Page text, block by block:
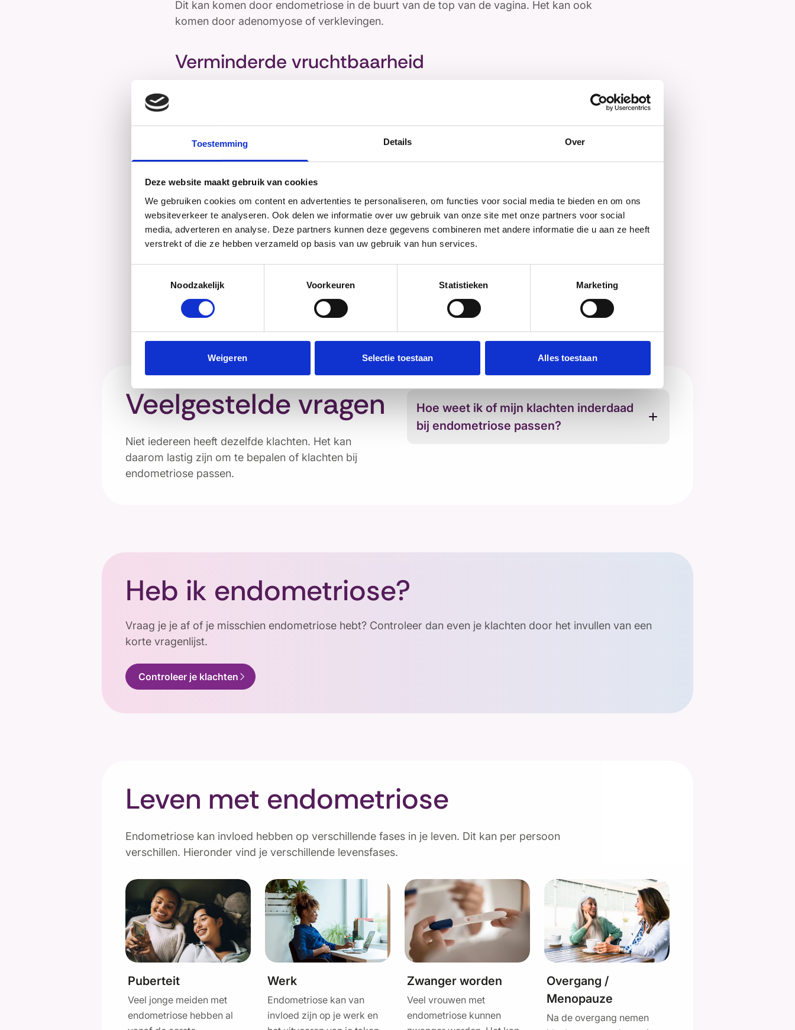
Toestemming Details Over
Deze website maakt gebruik van cookies
We gebruiken cookies om content en advertenties te personaliseren, om functies voor social media te bieden en om ons
websiteverkeer te analyseren. Ook delen we informatie over uw gebruik van onze site met onze partners voor social
media, adverteren en analyse. Deze partners kunnen deze gegevens combineren met andere informatie die u aan ze heeft
verstrekt of die ze hebben verzameld op basis van uw gebruik van hun services.
Noodzakelijk
Voorkeuren Statistieken Marketing
Weigeren Selectie toestaan Alles toestaan
Dit kan komen door endometriose in de buurt van de top van de vagina. Het kan ook
komen door adenomyose of verklevingen.
Verminderde vruchtbaarheid
wel moeilijker zijn, bijvoorbeeld als de endometriose rond de eileiders of eierstokken zit.
Controleer je klachten
Heb je klachten die passen bij endometriose? Doe de zelftest en controleerhierje
klachten.
Ervaringsverhalen
Ben je benieuwd naar de ervaringen van anderen met endometriose? Kijk dan op de
Ga naar de Endometriose Stichting
Veelgestelde vragen
Niet iedereen heeft dezelfde klachten. Het kan
daarom lastig zijn om te bepalen of klachten bij
endometriose passen.
Hoe weet ik of mijn klachten inderdaad
bij endometriose passen?
Heb ik endometriose?
Vraag je je af of je misschien endometriose hebt? Controleer dan even je klachten door het invullen van een
korte vragenlijst.
Controleer je klachtenchevron_forward
Leven met endometriose
Endometriose kan invloed hebben op verschillende fases in je leven. Dit kan per persoon
verschillen. Hieronder vind je verschillende levensfases.
Puberteit
Veel jonge meiden met
endometriose hebben al
Werk
Endometriose kan van
invloed zijn op je werk en
Zwanger worden
Veel vrouwen met
endometriose kunnen
Overgang /
Menopauze
Na de overgang nemen